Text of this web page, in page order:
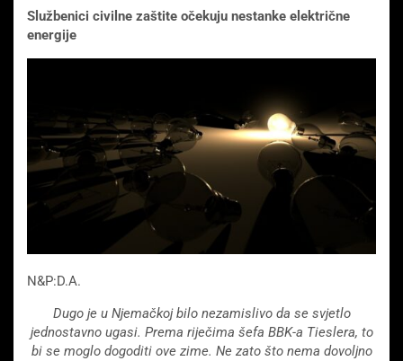
Službenici civilne zaštite očekuju nestanke električne
energije
N&P:D.A.
Dugo je u Njemačkoj bilo nezamislivo da se svjetlo
jednostavno ugasi. Prema riječima šefa BBK-a Tieslera, to
bi se moglo dogoditi ove zime. Ne zato što nema dovoljno